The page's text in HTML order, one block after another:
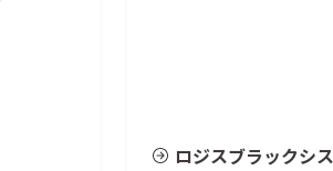
ロジスブラックシ